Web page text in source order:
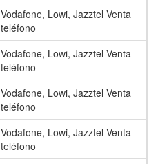
Vodafone, Lowi, Jazztel Venta
teléfono
Vodafone, Lowi, Jazztel Venta
teléfono
Vodafone, Lowi, Jazztel Venta
teléfono
Vodafone, Lowi, Jazztel Venta
teléfono